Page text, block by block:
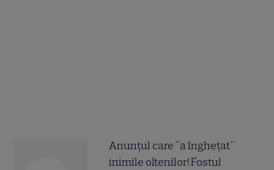
Anunțul care "a înghețat"
inimile oltenilor! Fostul